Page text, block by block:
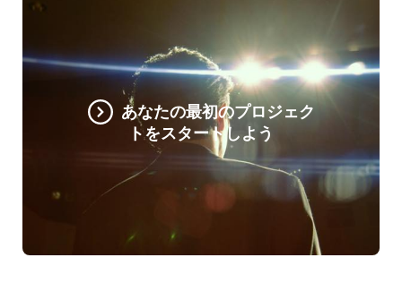
あなたの最初のプロジェク
トをスタートしよう